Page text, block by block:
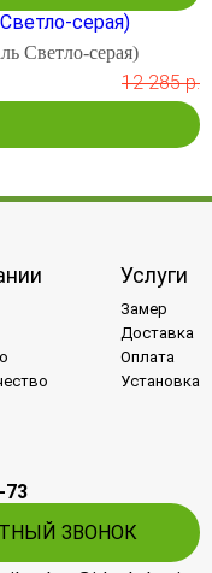
Светло-серая)
12 285 р.
Услуги
Замер
Доставка
Оплата
Установка
73
ЗВОНОК